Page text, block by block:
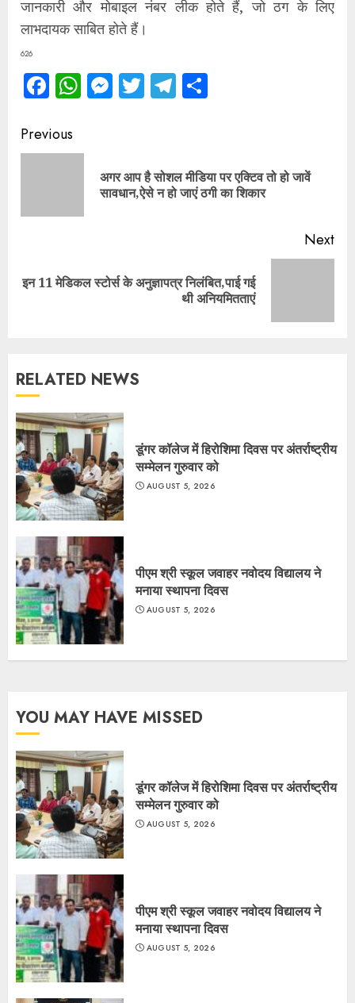
जानकारी और मोबाइल नंबर लीक होते हैं, जो ठग के लिए
लाभदायक साबित होते हैं।
626
Facebook
WhatsApp
Messenger
TwitterTelegram
Continue
Reading
Previous
अगर आप है सोशल मीडिया पर एक्टिव तो हो जावें
सावधान,ऐसे न हो जाएं ठगी का शिकार
Next
Next
इन 11 मेडिकल स्टोर्स के अनुज्ञापत्र निलंबित,पाई गई
थी अनियमितताएं
RELATED NEWS
डूंगर कॉलेज में हिरोशिमा दिवस पर अंतर्राष्ट्रीय
सम्मेलन गुरुवार को
AUGUST 5, 2026
पीएम श्री स्कूल जवाहर नवोदय विद्यालय ने
मनाया स्थापना दिवस
AUGUST 5, 2026
YOU MAY HAVE MISSED
डूंगर कॉलेज में हिरोशिमा दिवस पर अंतर्राष्ट्रीय
सम्मेलन गुरुवार को
AUGUST 5, 2026
पीएम श्री स्कूल जवाहर नवोदय विद्यालय ने
मनाया स्थापना दिवस
AUGUST 5, 2026